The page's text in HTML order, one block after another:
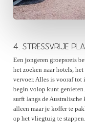
4. STRESSVRIJE
Een jongeren groepsreis
het zoeken naar hotels,
vervoer. Alles is vooraf tot
begin volop kunt
surft langs de
alleen maar je koffer te
op het vliegtuig te stappen.